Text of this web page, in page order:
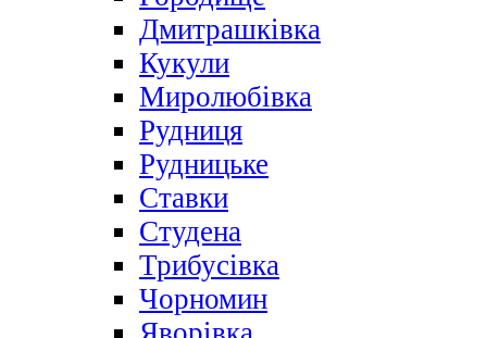
Дмитрашківка
Кукули
Миролюбівка
Рудниця
Рудницьке
Ставки
Студена
Трибусівка
Чорномин